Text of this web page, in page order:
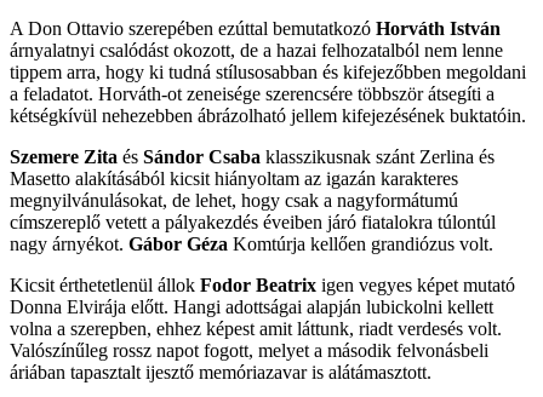
A Don Ottavio szerepében ezúttal bemutatkozó Horváth István
árnyalatnyi csalódást okozott, de a hazai felhozatalból nem lenne
tippem arra, hogy ki tudná stílusosabban és kifejezőbben megoldani
a feladatot. Horváth-ot zeneisége szerencsére többször átsegíti a
kétségkívül nehezebben ábrázolható jellem kifejezésének buktatóin.
Szemere Zita és Sándor Csaba klasszikusnak szánt Zerlina és
Masetto alakításából kicsit hiányoltam az igazán karakteres
megnyilvánulásokat, de lehet, hogy csak a nagyformátumú
címszereplő vetett a pályakezdés éveiben járó fiatalokra túlontúl
nagy árnyékot. Gábor Géza Komtúrja kellően grandiózus volt.
Kicsit érthetetlenül állok Fodor Beatrix igen vegyes képet mutató
Donna Elvirája előtt. Hangi adottságai alapján lubickolni kellett
volna a szerepben, ehhez képest amit láttunk, riadt verdesés volt.
Valószínűleg rossz napot fogott, melyet a második felvonásbeli
áriában tapasztalt ijesztő memóriazavar is alátámasztott.